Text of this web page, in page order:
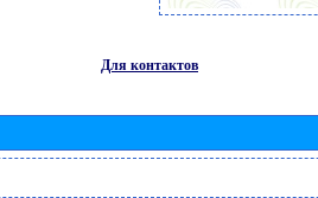
Для контактов